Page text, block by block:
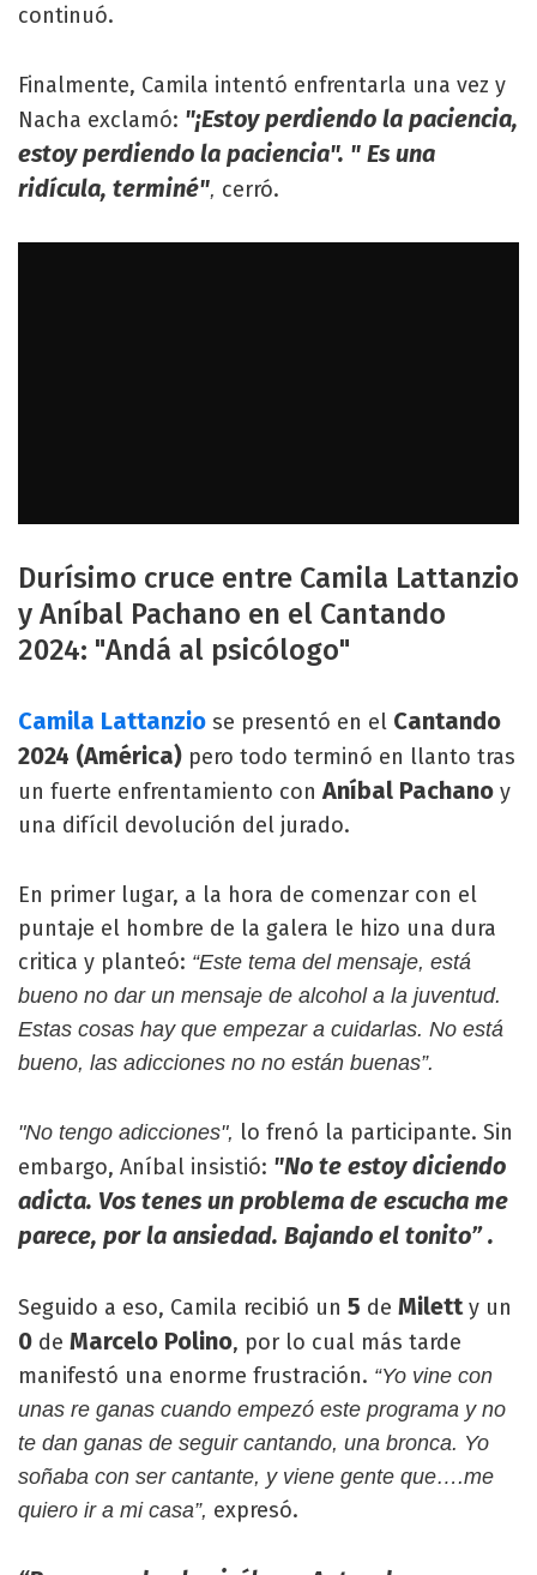
continuó.
Finalmente, Camila intentó enfrentarla una vez y
Nacha exclamó: "¡Estoy perdiendo la paciencia,
estoy perdiendo la paciencia". " Es una
ridícula, terminé", cerró.
Durísimo cruce entre Camila Lattanzio
y Aníbal Pachano en el Cantando
2024: "Andá al psicólogo"
Camila Lattanzio se presentó en el Cantando
2024 (América) pero todo terminó en llanto tras
un fuerte enfrentamiento conAníbal Pachano y
una difícil devolución del jurado.
En primer lugar, a la hora de comenzar con el
puntaje el hombre de la galera le hizo una dura
critica y planteó: “Este tema del mensaje, está
bueno no dar un mensaje de alcohol a la juventud.
Estas cosas hay que empezar a cuidarlas. No está
bueno, las adicciones no no están buenas”.
"No tengo adicciones", lo frenó la participante. Sin
embargo, Aníbal insistió: "No te estoy diciendo
adicta. Vos tenes un problema de escucha me
parece, por la ansiedad. Bajando el tonito” .
Seguido a eso, Camila recibió un 5 de Miletty un
0 de Marcelo Polino, por lo cual más tarde
manifestó una enorme frustración. “Yo vine con
unas re ganas cuando empezó este programa y no
te dan ganas de seguir cantando, una bronca. Yo
soñaba con ser cantante, y viene gente que….me
quiero ir a mi casa”, expresó.